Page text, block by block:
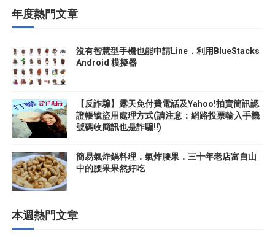
年度熱門文章
沒有智慧型手機也能申請Line．利用BlueStacks
Android 模擬器
【反詐騙】露天免付費電話及Yahoo!拍賣簡訊認
證帳號盜用處理方式(請注意：網路投票輸入手機
號碼收簡訊也是詐騙!!)
簡易氣炸鍋料理．氣炸腰果．三十年老店富自山
中的腰果果然好吃
本週熱門文章